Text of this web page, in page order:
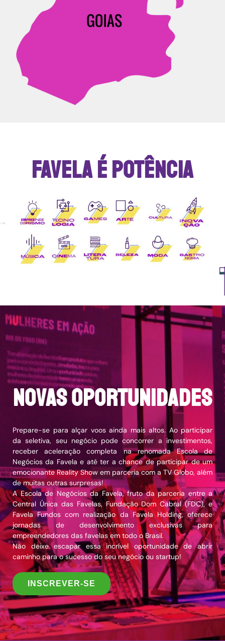
FAVELA É POTÊNCIA
NOVAS OPORTUNIDADES
Prepare-se para alçar voos ainda mais altos. Ao participar
da seletiva, seu negócio pode concorrer a investimentos,
receber aceleração completa na renomada Escola de
Negócios da Favela e até ter a chance de participar de um
emocionante Reality Show em parceria com a TV Globo, além
de muitas outras surpresas!
A Escola de Negócios da Favela, fruto da parceria entre a
Central Única das Favelas, Fundação Dom Cabral (FDC), e
Favela Fundos com realização da Favela Holding, oferece
jornadas de desenvolvimento exclusivas para
empreendedores das favelas em todo o Brasil.
Não deixe escapar essa incrível oportunidade de abrir
caminho para o sucesso do seu negócio ou startup!
INSCREVER-SE